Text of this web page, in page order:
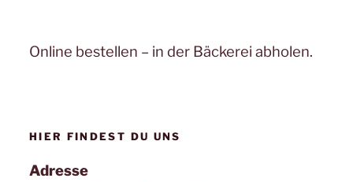
Online bestellen – in der Bäckerei abholen.
HIER FINDEST DU UNS
Adresse